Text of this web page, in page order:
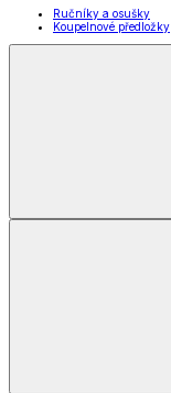
Ručníky a osušky
Koupelnové předložky